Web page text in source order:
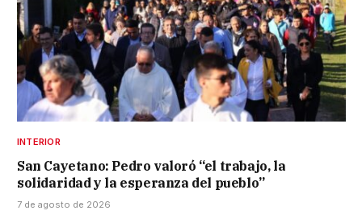
INTERIOR
San Cayetano: Pedro valoró “el trabajo, la
solidaridad y la esperanza del pueblo”
7 de agosto de 2026